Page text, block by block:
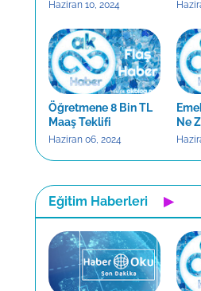
Haziran 10, 2024
Öğretmene 8 Bin TL
Maaş Teklifi
Haziran 06, 2024
Ne
Eğitim Haberleri ▶